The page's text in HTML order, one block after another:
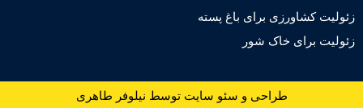
کشاورزی برای باغ پسته
برای خاک شور
طراحی و سئو سایت توسط نیلوفر طاهری